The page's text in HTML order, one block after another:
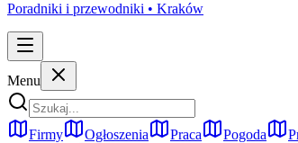
Poradniki i przewodniki • Kraków
Menu
Firmy Ogłoszenia Praca Pogoda